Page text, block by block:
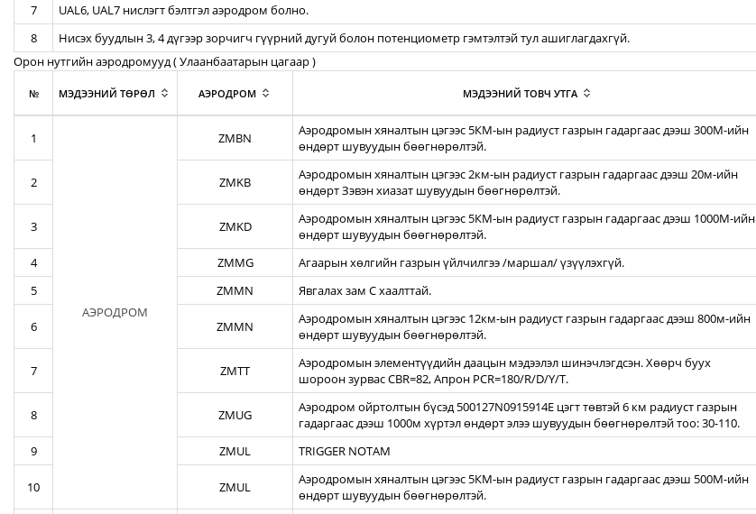
7 UAL6, UAL7 нислэгт бэлтгэл аэродром болно.
8
Нисэх буудлын 3, 4 дүгээр зорчигч гүүрний дугуй болон потенциометр гэмтэлтэй тул ашиглагдахгүй.
Орон нутгийн аэродромууд ( Улаанбаатарын цагаар )
№ МЭДЭЭНИЙ ТӨРӨЛ АЭРОДРОМ МЭДЭЭНИЙ ТОВЧ УТГА
1
АЭРОДРОМ
ZMBN
Аэродромын хяналтын цэгээс 5КМ-ын радиуст газрын гадаргаас дээш 300М-ийн
өндөрт шувуудын бөөгнөрөлтэй.
2 ZMKB
Аэродромын хяналтын цэгээс 2км-ын радиуст газрын гадаргаас дээш 20м-ийн
өндөрт Зэвэн хиазат шувуудын бөөгнөрөлтэй.
3 ZMKD
Аэродромын хяналтын цэгээс 5КМ-ын радиуст газрын гадаргаас дээш 1000М-ийн
өндөрт шувуудын бөөгнөрөлтэй.
4 ZMMG Агаарын хөлгийн газрын үйлчилгээ /маршал/ үзүүлэхгүй.
5
ZMMN Явгалах зам С хаалттай.
6 ZMMN
Аэродромын хяналтын цэгээс 12км-ын радиуст газрын гадаргаас дээш 800м-ийн
өндөрт шувуудын бөөгнөрөлтэй.
7 ZMTT
Аэродромын элементүүдийн даацын мэдээлэл шинэчлэгдсэн. Хөөрч буух
шороон зурвас CBR=82, Апрон PCR=180/R/D/Y/T.
8 ZMUG
Аэродром ойртолтын бүсэд 500127N0915914E цэгт төвтэй 6 км радиуст газрын
гадаргаас дээш 1000м хүртэл өндөрт элээ шувуудын бөөгнөрөлтэй тоо: 30-110.
9 ZMUL TRIGGER NOTAM
10 ZMUL
Аэродромын хяналтын цэгээс 5КМ-ын радиуст газрын гадаргаас дээш 500М-ийн
өндөрт шувуудын бөөгнөрөлтэй.